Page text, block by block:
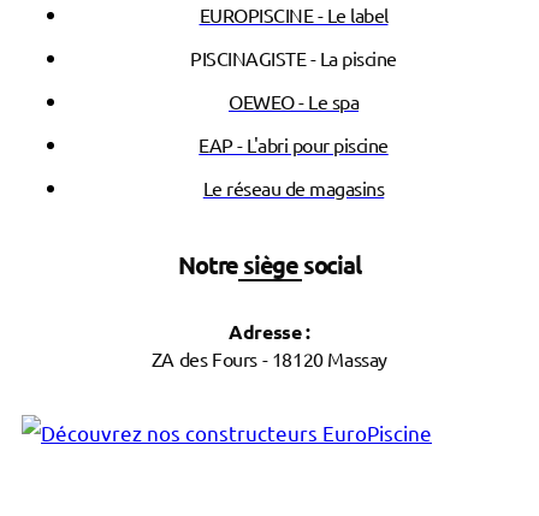
EUROPISCINE - Le label
PISCINAGISTE - La piscine
OEWEO - Le spa
EAP - L'abri pour piscine
Le réseau de magasins
Notre siège social
Adresse :
ZA des Fours - 18120 Massay